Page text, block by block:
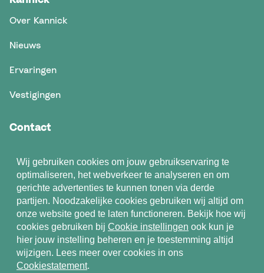
Over Kannick
Nieuws
Ervaringen
Vestigingen
Contact
Algemene voorwaarden
Privacystatement
Wij gebruiken cookies om jouw gebruikservaring te
optimaliseren, het webverkeer te analyseren en om
gerichte advertenties te kunnen tonen via derde
partijen. Noodzakelijke cookies gebruiken wij altijd om
onze website goed te laten functioneren. Bekijk hoe wij
cookies gebruiken bij Cookie instellingen ook kun je
hier jouw instelling beheren en je toestemming altijd
wijzigen. Lees meer over cookies in ons
Cookiestatement.